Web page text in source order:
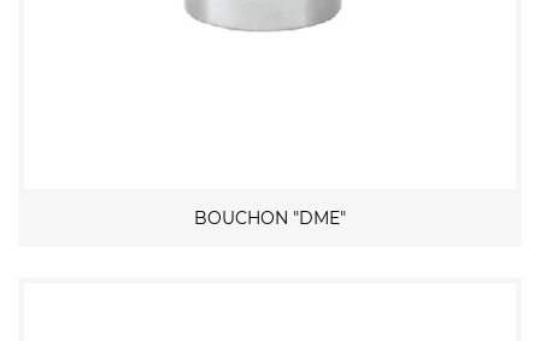
BOUCHON "DME"